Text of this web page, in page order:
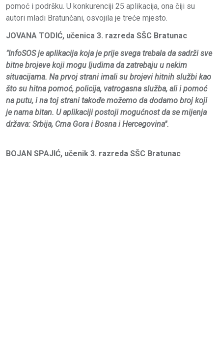
pomoć i podršku. U konkurenciji 25 aplikacija, ona čiji su
autori mladi Bratunčani, osvojila je treće mjesto.
JOVANA TODIĆ, učenica 3. razreda SŠC Bratunac
"InfoSOS je aplikacija koja je prije svega trebala da sadrži sve
bitne brojeve koji mogu ljudima da zatrebaju u nekim
situacijama. Na prvoj strani imali su brojevi hitnih službi kao
što su hitna pomoć, policija, vatrogasna služba, ali i pomoć
na putu, i na toj strani takođe možemo da dodamo broj koji
je nama bitan. U aplikaciji postoji mogućnost da se mijenja
država: Srbija, Crna Gora i Bosna i Hercegovina".
BOJAN SPAJIĆ, učenik 3. razreda SŠC Bratunac